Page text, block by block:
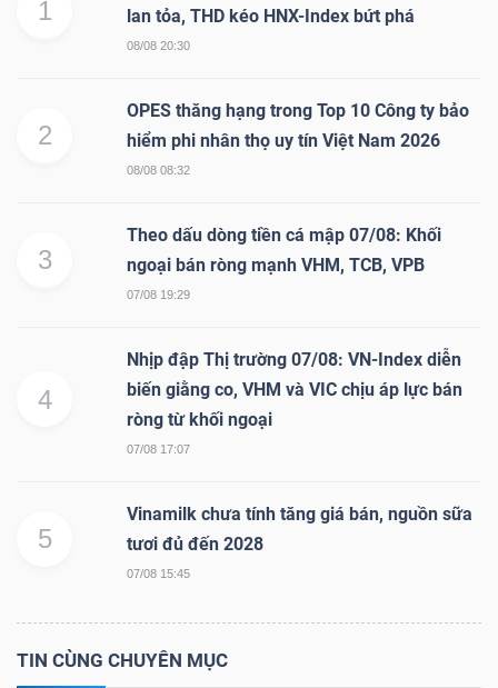
1
lan tỏa, THD kéo HNX-Index bứt phá
08/08 20:30
2
OPES thăng hạng trong Top 10 Công ty bảo
hiểm phi nhân thọ uy tín Việt Nam 2026
08/08 08:32
3
Theo dấu dòng tiền cá mập 07/08: Khối
ngoại bán ròng mạnh VHM, TCB, VPB
07/08 19:29
4
Nhịp đập Thị trường 07/08: VN-Index diễn
biến giằng co, VHM và VIC chịu áp lực bán
ròng từ khối ngoại
07/08 17:07
5
Vinamilk chưa tính tăng giá bán, nguồn sữa
tươi đủ đến 2028
07/08 15:45
TIN CÙNG CHUYÊN MỤC
tác
Báo
(-)
(-)
(-)